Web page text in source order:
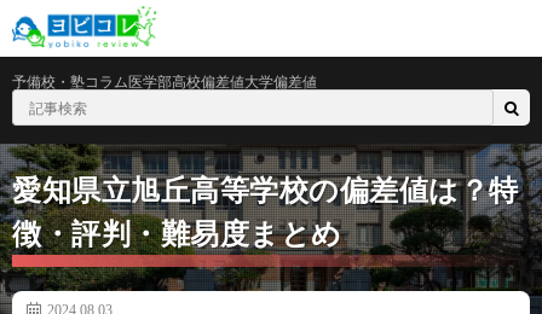
予備校・塾コラム医学部高校偏差値大学偏差値
愛知県立旭丘高等学校の偏差値は？特
徴・評判・難易度まとめ
2024.08.03